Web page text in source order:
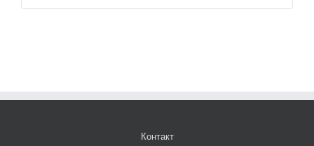
Контакт